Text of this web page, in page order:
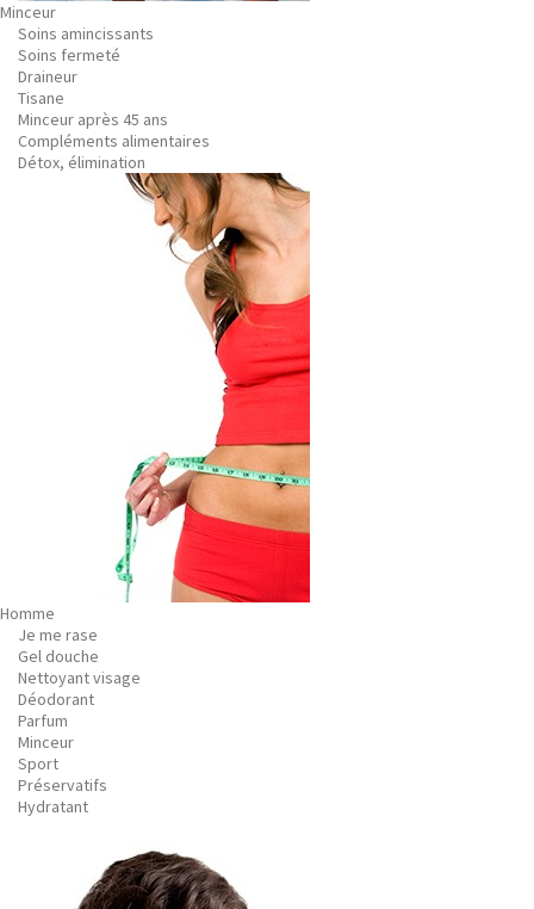
Minceur
Soins amincissants
Soins fermeté
Draineur
Tisane
Minceur après 45 ans
Compléments alimentaires
Détox, élimination
Homme
Je me rase
Gel douche
Nettoyant visage
Déodorant
Parfum
Minceur
Sport
Préservatifs
Hydratant